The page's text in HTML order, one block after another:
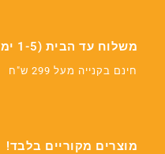
משלוח עד הבית (1-5 ימי עסקים)
חינם בקנייה מעל 299 ש"ח
מוצרים מקוריים בלבד!